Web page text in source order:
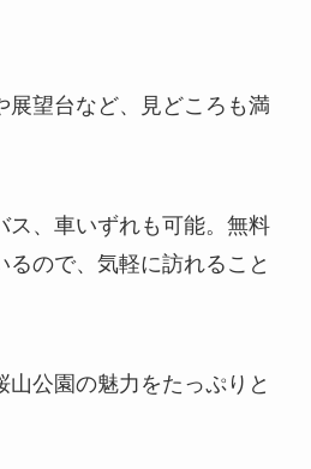
展望台など、見どころも満
ス、車いずれも可能。無料
ので、気軽に訪れること
山公園の魅力をたっぷりと